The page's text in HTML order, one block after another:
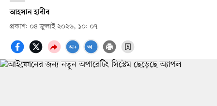
আহসান হাবীব
প্রকাশ: ০৪ জুলাই ২০২৬, ১০: ০৭